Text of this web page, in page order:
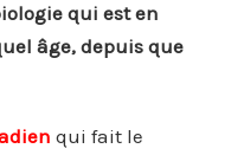
qui est en
âge, depuis que
qui fait le